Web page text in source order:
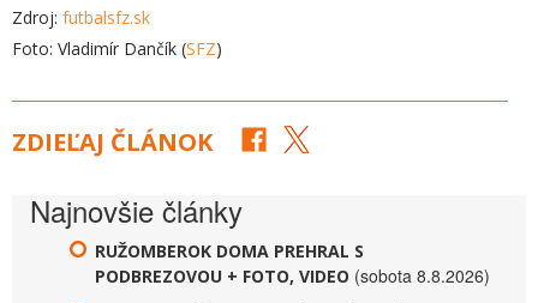
Zdroj: futbalsfz.sk
Foto: Vladimír Dančík (SFZ)
ZDIEĽAJ ČLÁNOK
Najnovšie články
RUŽOMBEROK DOMA PREHRAL S
PODBREZOVOU + FOTO, VIDEO (sobota 8.8.2026)